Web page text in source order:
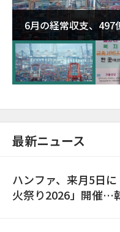
6月の経常収支、
が初の1000億ドル突
最新ニュース
ハンファ、来月5日
火祭り2026」開催…